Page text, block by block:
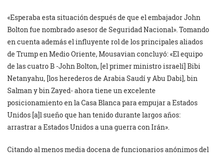
«Esperaba esta situación después de que el embajador John
Bolton fue nombrado asesor de Seguridad Nacional». Tomando
en cuenta además el influyente rol de los principales aliados
de Trump en Medio Oriente, Mousavian concluyó: «El equipo
de las cuatro B -John Bolton, [el primer ministro israelí] Bibi
Netanyahu, [los herederos de Arabia Saudí y Abu Dabi], bin
Salman y bin Zayed- ahora tiene un excelente
posicionamiento en la Casa Blanca para empujar a Estados
Unidos [a]l sueño que han tenido durante largos años:
arrastrar a Estados Unidos a una guerra con Irán».
Citando al menos media docena de funcionarios anónimos del